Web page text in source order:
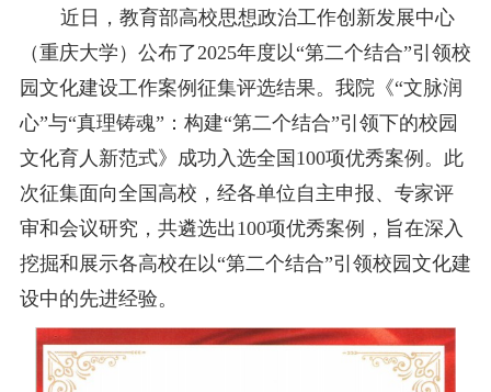
近日，教育部高校思想政治工作创新发展中心
（重庆大学）公布了2025年度以“第二个结合”引领校
园文化建设工作案例征集评选结果。我院《“文脉润
心”与“真理铸魂”：构建“第二个结合”引领下的校园
文化育人新范式》成功入选全国100项优秀案例。此
次征集面向全国高校，经各单位自主申报、专家评
审和会议研究，共遴选出100项优秀案例，旨在深入
挖掘和展示各高校在以“第二个结合”引领校园文化建
设中的先进经验。